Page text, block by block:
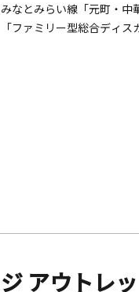
みなとみらい線「元町・中
「ファミリー型総合ディ